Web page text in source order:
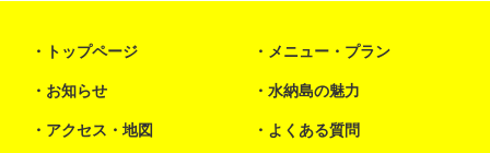
トップページ メニュー・プラン
お知らせ 水納島の魅力
アクセス・地図 よくある質問